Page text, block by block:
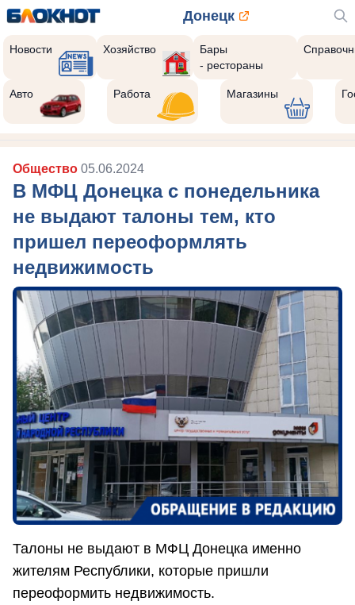
Донецк
Новости Хозяйство
Бары
- рестораны
Авто Работа Магазины
Общество 05.06.2024
В МФЦ Донецка с понедельника
не выдают талоны тем, кто
пришел переоформлять
недвижимость
Талоны не выдают в МФЦ Донецка именно
жителям Республики, которые пришли
переоформить недвижимость.